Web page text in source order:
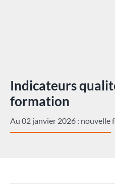
Indicateurs
formation
Au 02 janvier 2026 : nouvelle